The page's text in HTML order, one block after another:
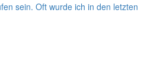
sein. Oft wurde ich in den letzten